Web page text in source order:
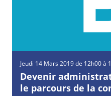
Jeudi 14 Mars 2019 de 12h00 à
Devenir
le parcours de la